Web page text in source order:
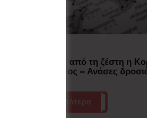
“Έλιωσε” από τη ζέστη η
Χερσόνησος – Ανάσες
Περισσότερα